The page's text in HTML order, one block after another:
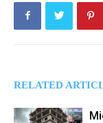
RELATED